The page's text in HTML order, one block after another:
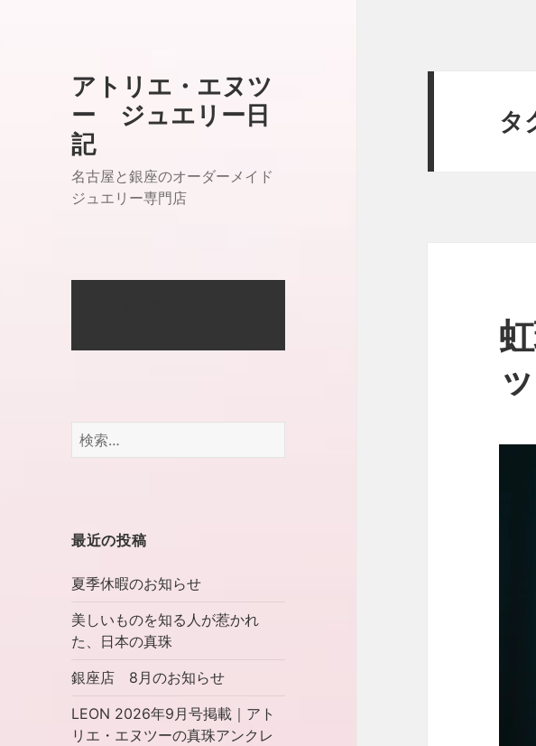
アトリエ・エヌツ
ー ジュエリー日
記
名古屋と銀座のオーダーメイド
ジュエリー専門店
検
最近の投稿
夏季休暇のお知らせ
美しいものを知る人が惹かれ
た、日本の真珠
銀座店 8月のお知らせ
LEON 2026年9月号掲載｜アト
リエ・エヌツーの真珠アンクレ
タ